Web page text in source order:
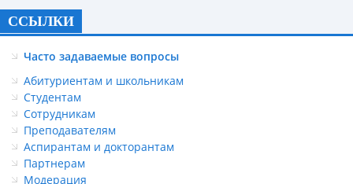
ССЫЛКИ
Часто задаваемые вопросы
Абитуриентам и школьникам
Студентам
Сотрудникам
Преподавателям
Аспирантам и докторантам
Партнерам
Модерация